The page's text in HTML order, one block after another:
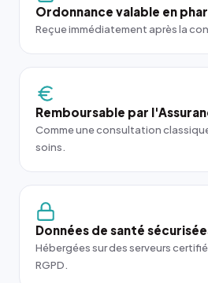
Ordonnance valable en
Reçue immédiatement après la
Remboursable par
Comme une consultation
soins.
Données de santé
Hébergées sur des serveurs
RGPD.